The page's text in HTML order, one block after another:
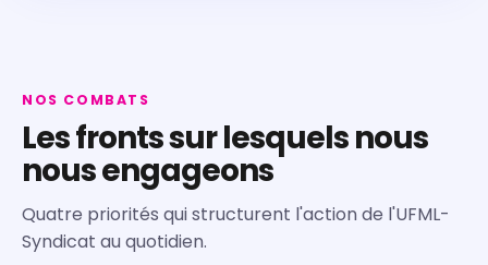
NOS COMBATS
Les fronts sur lesquels nous
nous engageons
Quatre priorités qui structurent l'action de l'UFML-
Syndicat au quotidien.